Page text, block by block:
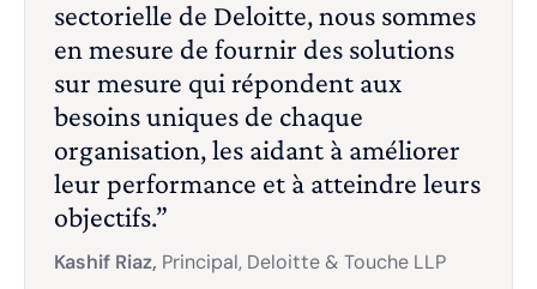
sectorielle de Deloitte, nous sommes
en mesure de fournir des solutions
sur mesure qui répondent aux
besoins uniques de chaque
organisation, les aidant à améliorer
leur performance et à atteindre leurs
objectifs.”
Kashif Riaz, Principal, Deloitte & Touche LLP